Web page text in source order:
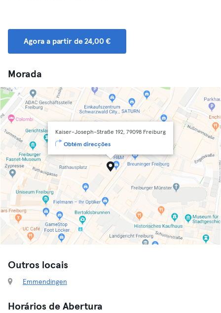
Agora a partir de 24,00 €
Morada
Kaiser-Joseph-Straße 192, 79098 Freiburg
Obtém direcções
Outros locais
Emmendingen
Horários de Abertura